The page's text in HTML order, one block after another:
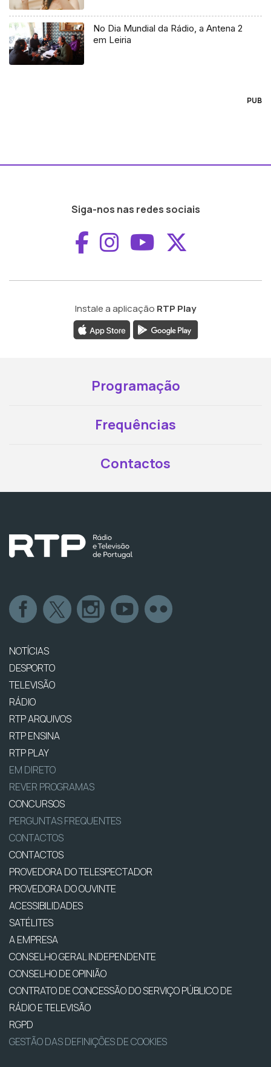
No Dia Mundial da Rádio, a Antena 2
em Leiria
PUB
Siga-nos nas redes sociais
Aceder ao
Aceder ao
Aceder ao
Instale a aplicação RTP Play
Programação
Frequências
Contactos
NOTÍCIAS
DESPORTO
TELEVISÃO
RÁDIO
RTP ARQUIVOS
RTP ENSINA
RTP PLAY
EM DIRETO
REVER PROGRAMAS
CONCURSOS
PERGUNTAS FREQUENTES
CONTACTOS
CONTACTOS
PROVEDORA DO TELESPECTADOR
PROVEDORA DO OUVINTE
ACESSIBILIDADES
SATÉLITES
A EMPRESA
CONSELHO GERAL INDEPENDENTE
CONSELHO DE OPINIÃO
CONTRATO DE CONCESSÃO DO SERVIÇO PÚBLICO DE
RÁDIO E TELEVISÃO
RGPD
GESTÃO DAS DEFINIÇÕES DE COOKIES